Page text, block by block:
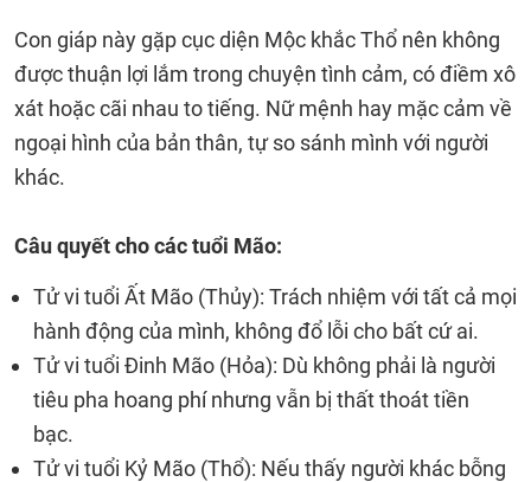
Con giáp này gặp cục diện Mộc khắc Thổ nên không
được thuận lợi lắm trong chuyện tình cảm, có điềm xô
xát hoặc cãi nhau to tiếng. Nữ mệnh hay mặc cảm về
ngoại hình của bản thân, tự so sánh mình với người
khác.
Câu quyết cho các tuổi Mão:
Tử vi tuổi Ất Mão (Thủy): Trách nhiệm với tất cả mọi
hành động của mình, không đổ lỗi cho bất cứ ai.
Tử vi tuổi Đinh Mão (Hỏa): Dù không phải là người
tiêu pha hoang phí nhưng vẫn bị thất thoát tiền
bạc.
Tử vi tuổi Kỷ Mão (Thổ): Nếu thấy người khác bỗng